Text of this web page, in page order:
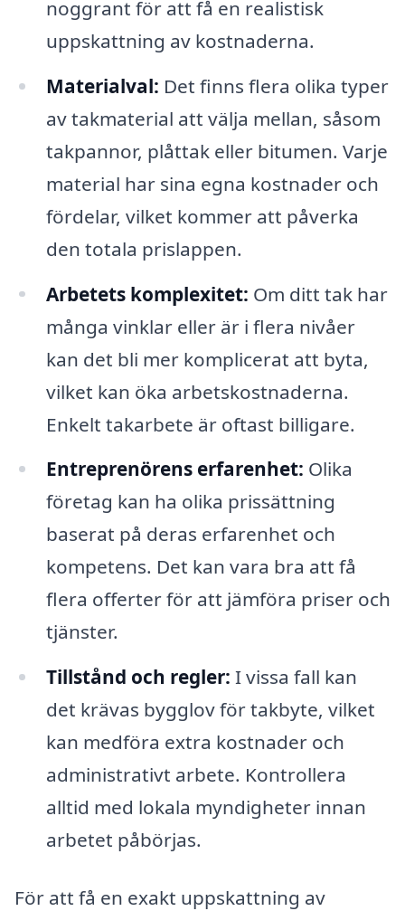
noggrant för att få en realistisk
uppskattning av kostnaderna.
Materialval: Det finns flera olika typer
av takmaterial att välja mellan, såsom
takpannor, plåttak eller bitumen. Varje
material har sina egna kostnader och
fördelar, vilket kommer att påverka
den totala prislappen.
Arbetets komplexitet: Om ditt tak har
många vinklar eller är i flera nivåer
kan det bli mer komplicerat att byta,
vilket kan öka arbetskostnaderna.
Enkelt takarbete är oftast billigare.
Entreprenörens erfarenhet: Olika
företag kan ha olika prissättning
baserat på deras erfarenhet och
kompetens. Det kan vara bra att få
flera offerter för att jämföra priser och
tjänster.
Tillstånd och regler: I vissa fall kan
det krävas bygglov för takbyte, vilket
kan medföra extra kostnader och
administrativt arbete. Kontrollera
alltid med lokala myndigheter innan
arbetet påbörjas.
För att få en exakt uppskattning av